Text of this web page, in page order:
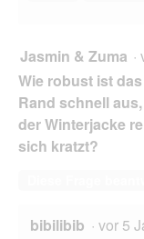
Jasmin & Zuma ·
Wie robust ist
Rand schnell
der Winterjacke
sich kratzt?
bibilibib · vor 5